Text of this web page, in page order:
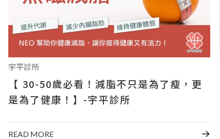
宇平診所
【 30-50歲必看！減脂不只是為了瘦，更
是為了健康！】-宇平診所
READ MORE